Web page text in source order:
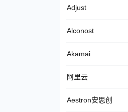
Adjust
Alconost
Akamai
阿里云
Aestron安思创